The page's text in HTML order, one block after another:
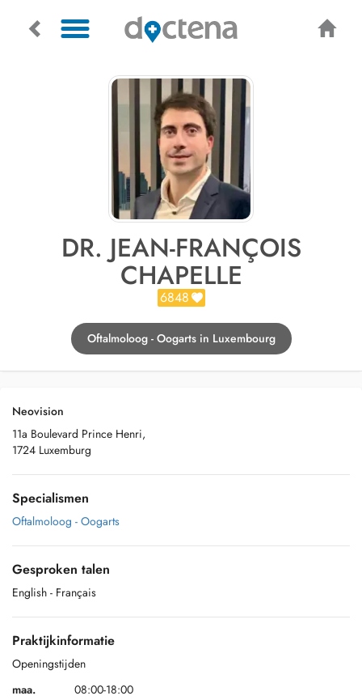
DR. JEAN-FRANÇOIS
CHAPELLE
6848
Oftalmoloog - Oogarts in Luxembourg
Neovision
11a Boulevard Prince Henri,
1724 Luxemburg
Specialismen
Oftalmoloog - Oogarts
Gesproken talen
English - Français
Praktijkinformatie
Openingstijden
maa.
08:00-18:00